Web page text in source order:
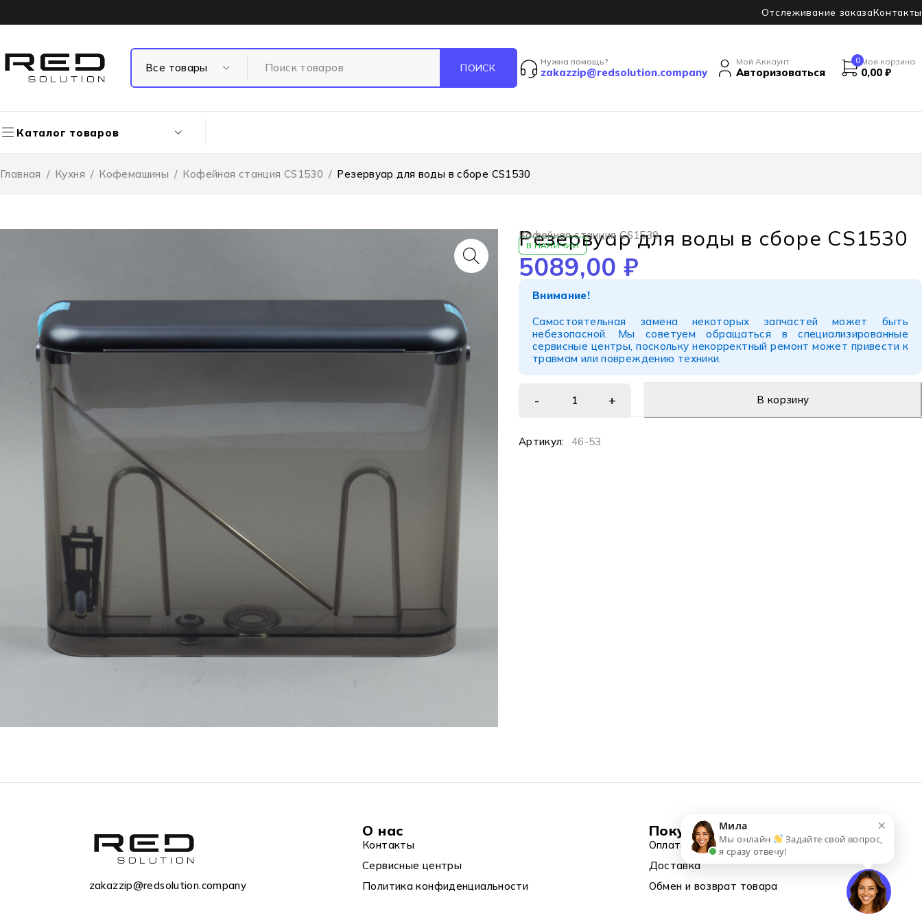
Отслеживание заказаКонтакты
Нужна помощь?
zakazzip@redsolution.company
Мой Аккаунт
Авторизоваться
0 Моя корзина
0,00 ₽
Каталог товаров
Главная / Кухня / Кофемашины / Кофейная станция CS1530 / Резервуар для воды в сборе CS1530
Кофейная станция CS1530
Резервуар для воды в сборе CS1530
В НАЛИЧИИ
5089,00 ₽
Внимание!
Самостоятельная замена некоторых запчастей может быть
небезопасной. Мы советуем обращаться в специализированные
сервисные центры, поскольку некорректный ремонт может привести к
травмам или повреждению техники.
В корзину
Артикул: 46-53
zakazzip@redsolution.company
О нас
Контакты
Сервисные центры
Политика конфиденциальности
Покупка
Оплата
Доставка
Обмен и возврат товара
×
Мила
Мы онлайн
Задайте свой вопрос,
я сразу отвечу!